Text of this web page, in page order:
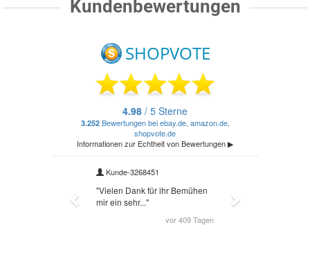
Kundenbewertungen